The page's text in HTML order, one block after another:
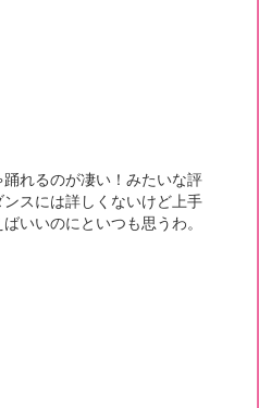
れるのが凄い！みたいな評
スには詳しくないけど上手
いいのにといつも思うわ。